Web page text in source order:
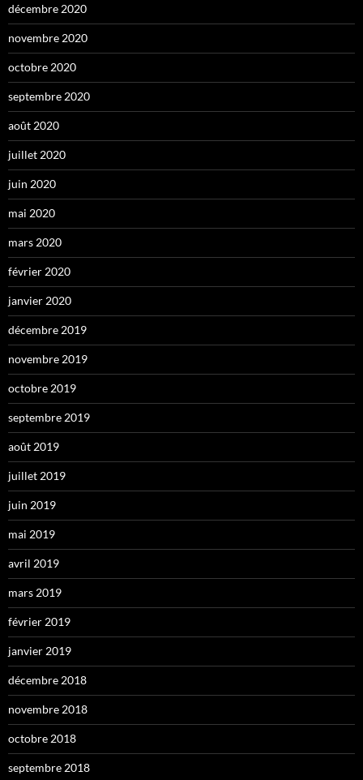
décembre 2020
novembre 2020
octobre 2020
septembre 2020
août 2020
juillet 2020
juin 2020
mai 2020
mars 2020
février 2020
janvier 2020
décembre 2019
novembre 2019
octobre 2019
septembre 2019
août 2019
juillet 2019
juin 2019
mai 2019
avril 2019
mars 2019
février 2019
janvier 2019
décembre 2018
novembre 2018
octobre 2018
septembre 2018